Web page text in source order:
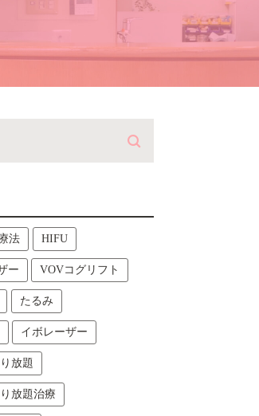
法 HIFU
ー VOVコグリフト
たるみ
イボレーザー
放題
放題治療